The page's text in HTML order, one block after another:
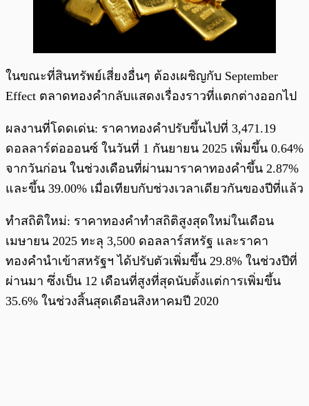
ในขณะที่สินทรัพย์เสี่ยงอื่นๆ ต้องเผชิญกับ September
Effect ตลาดทองคำกลับแสดงเรื่องราวที่แตกต่างออกไป
ผลงานที่โดดเด่น: ราคาทองคำปรับขึ้นไปที่ 3,471.19
ดอลลาร์ต่อออนซ์ ในวันที่ 1 กันยายน 2025 เพิ่มขึ้น 0.64%
จากวันก่อน ในช่วงเดือนที่ผ่านมาราคาทองคำขึ้น 2.87%
และขึ้น 39.00% เมื่อเทียบกับช่วงเวลาเดียวกันของปีที่แล้ว
ทำสถิติใหม่: ราคาทองคำทำสถิติสูงสุดใหม่ในเดือน
เมษายน 2025 ทะลุ 3,500 ดอลลาร์สหรัฐ และราคา
ทองคำนำเข้าสหรัฐฯ ได้ปรับตัวเพิ่มขึ้น 29.8% ในช่วงปีที่
ผ่านมา ซึ่งเป็น 12 เดือนที่สูงที่สุดนับตั้งแต่การเพิ่มขึ้น
35.6% ในช่วงสิ้นสุดเดือนสิงหาคมปี 2020